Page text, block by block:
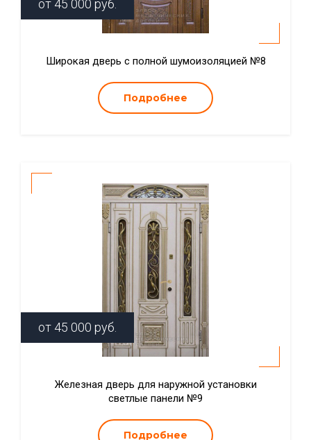
от 45 000 руб.
Широкая дверь с полной шумоизоляцией №8
Подробнее
от 45 000 руб.
Железная дверь для наружной установки
светлые панели №9
Подробнее